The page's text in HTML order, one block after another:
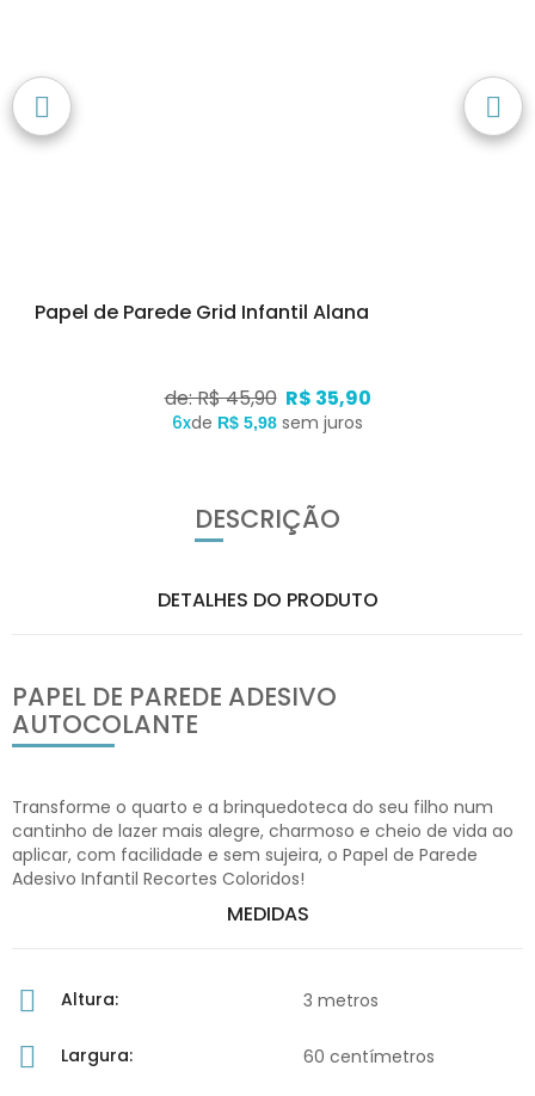
Papel de Parede Grid Infantil Alana
de: R$ 45,90 R$ 35,90
6xde R$ 5,98 sem juros
DESCRIÇÃO
DETALHES DO PRODUTO
PAPEL DE PAREDE ADESIVO
AUTOCOLANTE
Transforme o quarto e a brinquedoteca do seu filho num
cantinho de lazer mais alegre, charmoso e cheio de vida ao
aplicar, com facilidade e sem sujeira, o Papel de Parede
Adesivo Infantil Recortes Coloridos!
MEDIDAS
Altura: 3 metros
Largura: 60 centímetros